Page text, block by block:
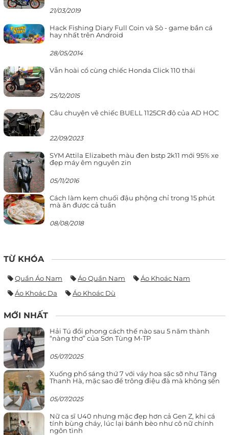
21/03/2019
Hack Fishing Diary Full Coin và Sò - game bắn cá
hay nhất trên Android
28/05/2014
Vẫn hoài cổ cùng chiếc Honda Click 110 thái
25/12/2015
Câu chuyện vê chiếc BUELL 1125CR độ của AD HOC
22/09/2023
SYM Attila Elizabeth màu đen bstp 2k11 mới 95% xe
đẹp máy êm nguyên zin
05/11/2016
Cách làm kem chuối đậu phộng chỉ trong 15 phút
mà ăn được cả tuần
08/08/2018
TỪ KHÓA
Quần Áo Nam Áo Quần Nam
Áo Khoác Nam
Áo Khoác Da
Áo Khoác Dù
MỚI NHẤT
Hải Tú đổi phong cách thế nào sau 5 năm thành
“nàng thơ” của Sơn Tùng M-TP
05/07/2025
Xuống phố sáng thứ 7 với váy hoa sặc sỡ như Tăng
Thanh Hà, mặc sao để trông điệu đà mà không sến
05/07/2025
Nữ ca sĩ U40 nhưng mặc đẹp hơn cả Gen Z, khi cá
tính bùng cháy, lúc lại bánh bèo như cô nữ chính
ngôn tình